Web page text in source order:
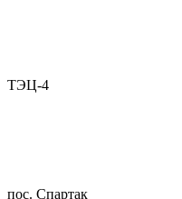
ТЭЦ-4
пос. Спартак